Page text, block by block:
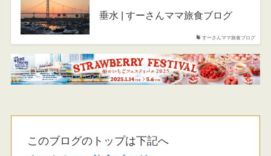
すーさんママ旅食ブログ
垂水 | すーさんママ旅食ブログ
このブログのトップは下記へ